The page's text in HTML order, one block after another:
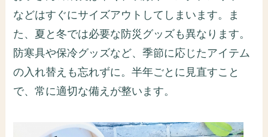
などはすぐにサイズアウトしてしまいます。ま
た、夏と冬では必要な防災グッズも異なります。
防寒具や保冷グッズなど、季節に応じたアイテム
の入れ替えも忘れずに。半年ごとに見直すこと
で、常に適切な備えが整います。